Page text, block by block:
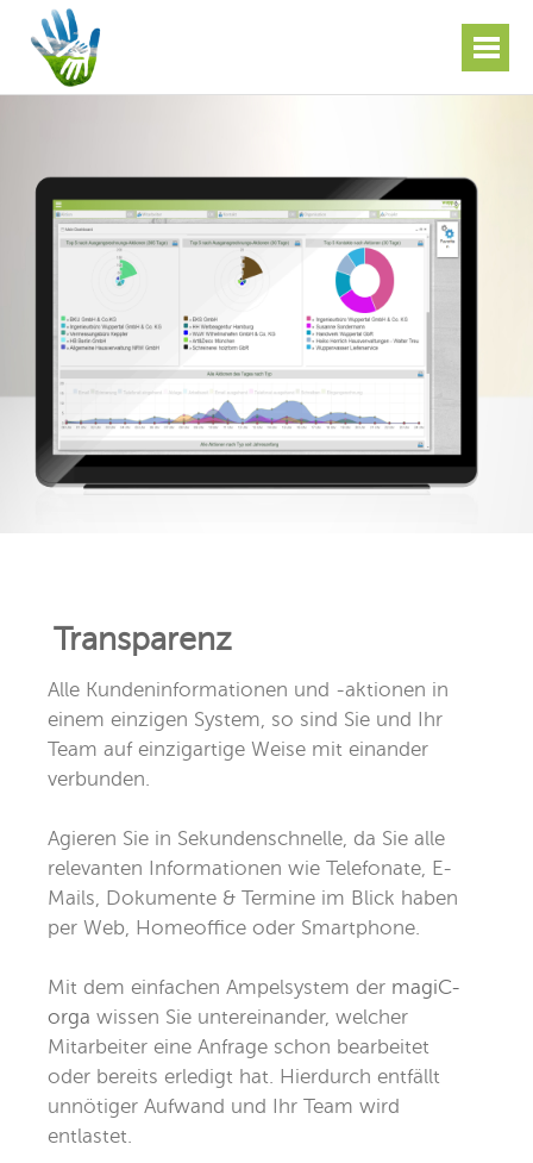
Transparenz
Alle Kundeninformationen und -aktionen in
einem einzigen System, so sind Sie und Ihr
Team auf einzigartige Weise mit einander
verbunden.
Agieren Sie in Sekundenschnelle, da Sie alle
relevanten Informationen wie Telefonate, E-
Mails, Dokumente & Termine im Blick haben
per Web, Homeoffice oder Smartphone.
Mit dem einfachen Ampelsystem der magiC-
orga wissen Sie untereinander, welcher
Mitarbeiter eine Anfrage schon bearbeitet
oder bereits erledigt hat. Hierdurch entfällt
unnötiger Aufwand und Ihr Team wird
entlastet.